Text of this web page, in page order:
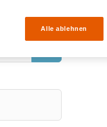
Alle ablehnen